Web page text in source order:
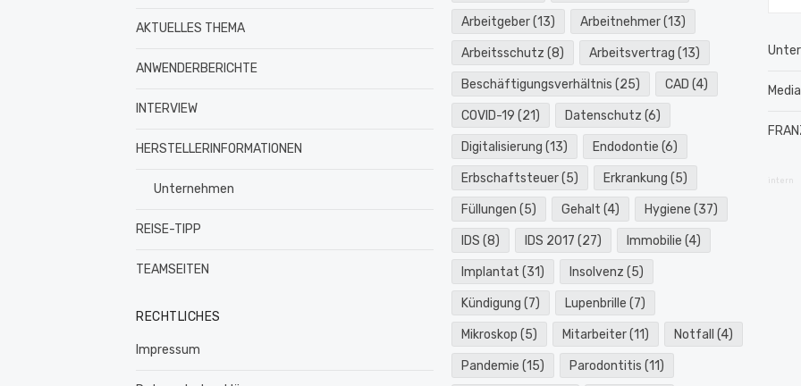
AKTUELLES THEMA
ANWENDERBERICHTE
INTERVIEW
HERSTELLERINFORMATIONEN
Unternehmen
REISE-TIPP
TEAMSEITEN
RECHTLICHES
Impressum
Arbeitgeber(13) Arbeitnehmer(13)
Arbeitsschutz (8) Arbeitsvertrag (13)
Beschäftigungsverhältnis (25) CAD (4)
COVID-19 (21) Datenschutz (6)
Digitalisierung (13) Endodontie (6)
Erbschaftsteuer(5) Erkrankung (5)
Füllungen (5) Gehalt (4) Hygiene (37)
IDS (8) IDS 2017 (27) Immobilie (4)
Implantat (31) Insolvenz (5)
Kündigung (7) Lupenbrille (7)
Mikroskop (5) Mitarbeiter(11) Notfall (4)
Pandemie (15) Parodontitis (11)
intern